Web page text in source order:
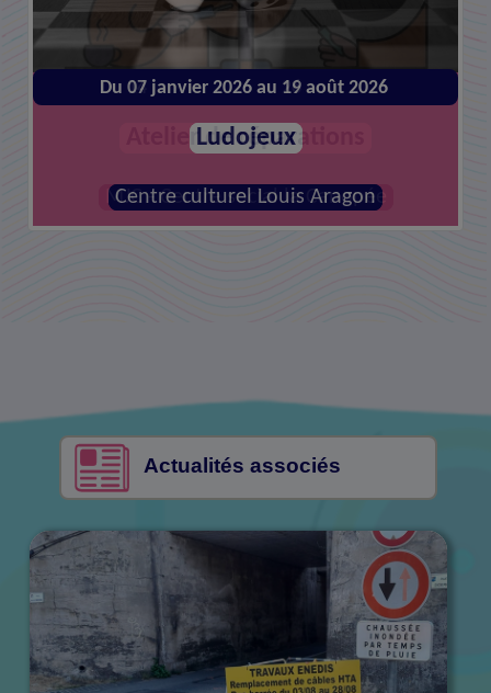
Du 07 janvier 2026 au 19 août 2026
Ludojeux
Centre culturel Louis Aragon
Du 14 janvier 2026 au 26 août 2026
Atelier de réparations
MJC - Centre social la Canopée
Actualités associés